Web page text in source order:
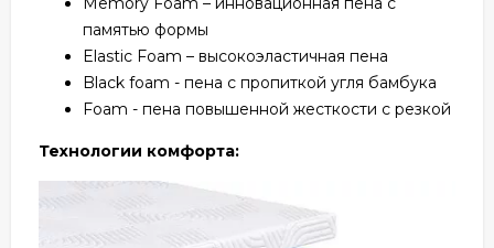
памятью формы
Elastic Foam – высокоэластичная пена
Black foam - пена с пропиткой угля бамбука
Foam - пена повышенной жесткости с резкой
Технологии комфорта: